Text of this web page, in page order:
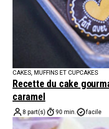
CAKES, MUFFINS ET CUPCAKES
Recette du cake
caramel
8 part(s) 90 min. facile